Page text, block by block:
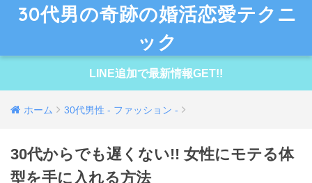
30代男の奇跡の婚活恋愛テクニ
ック
LINE追加で最新情報GET!!
ホーム 30代男性 - ファッション -
30代からでも遅くない!! 女性にモテる体
型を手に入れる方法